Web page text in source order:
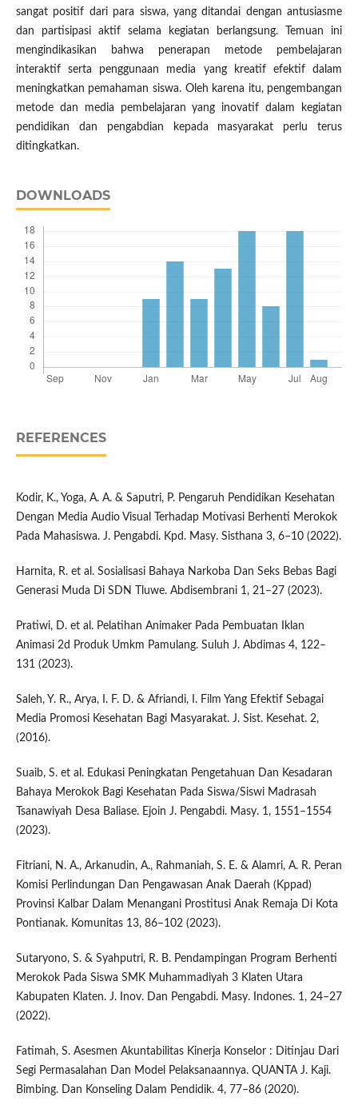
sangat positif dari para siswa, yang ditandai dengan antusiasme
dan partisipasi aktif selama kegiatan berlangsung. Temuan ini
mengindikasikan bahwa penerapan metode pembelajaran
interaktif serta penggunaan media yang kreatif efektif dalam
meningkatkan pemahaman siswa. Oleh karena itu, pengembangan
metode dan media pembelajaran yang inovatif dalam kegiatan
pendidikan dan pengabdian kepada masyarakat perlu terus
ditingkatkan.
DOWNLOADS
REFERENCES
Kodir, K., Yoga, A. A. & Saputri, P. Pengaruh Pendidikan Kesehatan
Dengan Media Audio Visual Terhadap Motivasi Berhenti Merokok
Pada Mahasiswa. J. Pengabdi. Kpd. Masy. Sisthana 3, 6–10 (2022).
Harnita, R. et al. Sosialisasi Bahaya Narkoba Dan Seks Bebas Bagi
Generasi Muda Di SDN Tluwe. Abdisembrani 1, 21–27 (2023).
Pratiwi, D. et al. Pelatihan Animaker Pada Pembuatan Iklan
Animasi 2d Produk Umkm Pamulang. Suluh J. Abdimas 4, 122–
131 (2023).
Saleh, Y. R., Arya, I. F. D. & Afriandi, I. Film Yang Efektif Sebagai
Media Promosi Kesehatan Bagi Masyarakat. J. Sist. Kesehat. 2,
(2016).
Suaib, S. et al. Edukasi Peningkatan Pengetahuan Dan Kesadaran
Bahaya Merokok Bagi Kesehatan Pada Siswa/Siswi Madrasah
Tsanawiyah Desa Baliase. Ejoin J. Pengabdi. Masy. 1, 1551–1554
(2023).
Fitriani, N. A., Arkanudin, A., Rahmaniah, S. E. & Alamri, A. R. Peran
Komisi Perlindungan Dan Pengawasan Anak Daerah (Kppad)
Provinsi Kalbar Dalam Menangani Prostitusi Anak Remaja Di Kota
Pontianak. Komunitas 13, 86–102 (2023).
Sutaryono, S. & Syahputri, R. B. Pendampingan Program Berhenti
Merokok Pada Siswa SMK Muhammadiyah 3 Klaten Utara
Kabupaten Klaten. J. Inov. Dan Pengabdi. Masy. Indones. 1, 24–27
(2022).
Fatimah, S. Asesmen Akuntabilitas Kinerja Konselor : Ditinjau Dari
Segi Permasalahan Dan Model Pelaksanaannya. QUANTA J. Kaji.
Bimbing. Dan Konseling Dalam Pendidik. 4, 77–86 (2020).